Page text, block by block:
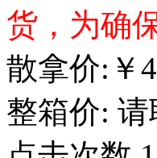
货，为确
散拿价: ￥
整箱价: 请